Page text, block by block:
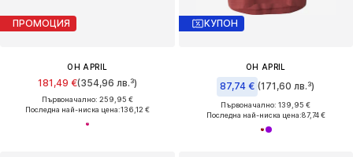
ПРОМОЦИЯ
OH APRIL
181,49 €(354,96 лв.³)
Първоначално: 259,95 €
Последна най-ниска цена:136,12 €
КУПОН
OH APRIL
87,74 € (171,60 лв.³)
Първоначално: 139,95 €
Последна най-ниска цена:87,74 €